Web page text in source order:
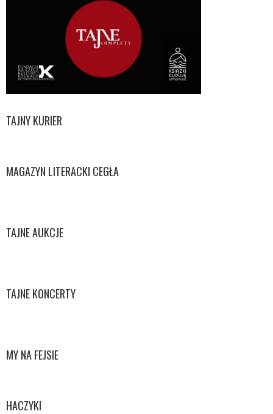
TAJNY KURIER
MAGAZYN LITERACKI CEGŁA
TAJNE AUKCJE
TAJNE KONCERTY
MY NA FEJSIE
HACZYKI